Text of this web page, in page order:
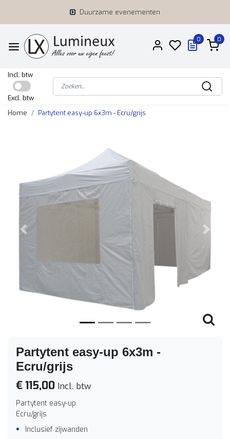
Duurzame evenementen
0 0
Incl. btw
Excl. btw
Home
Partytent easy-up 6x3m - Ecru/grijs
Vorige
Partytent easy-up 6x3m -
Ecru/grijs
€ 115,00 Incl. btw
Partytent easy-up
Ecru/grijs
Inclusief zijwanden